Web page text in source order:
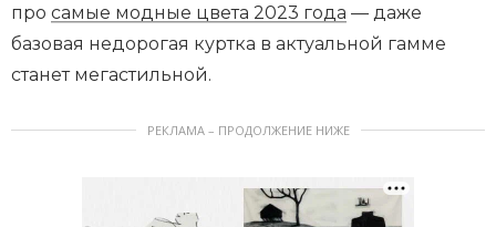
про самые модные цвета 2023 года — даже
базовая недорогая куртка в актуальной гамме
станет мегастильной.
РЕКЛАМА – ПРОДОЛЖЕНИЕ НИЖЕ